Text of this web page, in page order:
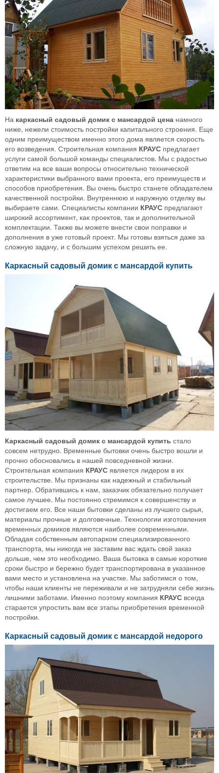
На каркасный садовый домик с мансардой цена намного
ниже, нежели стоимость постройки капитального строения. Еще
одним преимуществом именно этого дома является скорость
его возведения. Строительная компания КРАУС предлагает
услуги самой большой команды специалистов. Мы с радостью
ответим на все ваши вопросы относительно технической
характеристики выбранного вами проекта, его преимуществ и
способов приобретения. Вы очень быстро станете обладателем
качественной постройки. Внутреннюю и наружную отделку вы
выбираете сами. Специалисты компании КРАУС предлагают
широкий ассортимент, как проектов, так и дополнительной
комплектации. Также вы можете внести свои поправки и
дополнения в уже готовый проект. Мы готовы взяться даже за
сложную задачу, и с большим успехом решить ее.
Каркасный садовый домик с мансардой купить
Каркасный садовый домик с мансардой купить стало
совсем нетрудно. Временные бытовки очень быстро вошли и
прочно обосновались в нашей повседневной жизни.
Строительная компания КРАУС является лидером в их
строительстве. Мы признаны как надежный и стабильный
партнер. Обратившись к нам, заказчик обязательно получает
самое лучшее. Мы постоянно стремимся к совершенству и
достигаем его. Все наши бытовки сделаны из лучшего сырья,
материалы прочные и долговечные. Технологии изготовления
временных домиков являются наиболее современными.
Обладая собственным автопарком специализированного
транспорта, мы никогда не заставим вас ждать свой заказ
дольше, чем это необходимо. Ваша бытовка в самые короткие
сроки быстро и бережно будет транспортирована в указанное
вами место и установлена на участке. Мы заботимся о том,
чтобы наши клиенты не переживали и не затрудняли себе жизнь
лишними заботами. Именно поэтому компания КРАУС всегда
старается упростить вам все этапы приобретения временной
постройки.
Каркасный садовый домик с мансардой недорого